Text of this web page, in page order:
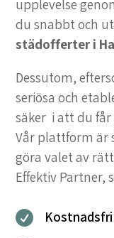
upplevelse
du snabbt och
städofferter i
Dessutom,
seriösa och
säker i att du
Vår plattform är
göra valet av
Effektiv Partner,
